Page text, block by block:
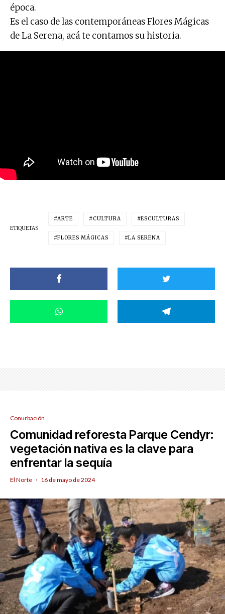
época.
Es el caso de las contemporáneas Flores Mágicas
de La Serena, acá te contamos su historia.
ETIQUETAS
ARTE CULTURA ESCULTURAS
FLORES MÁGICAS LA SERENA
Conurbación
Comunidad reforesta Parque Cendyr:
vegetación nativa es la clave para
enfrentar la sequía
El Norte · 16 de mayo de 2024